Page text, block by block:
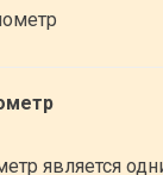
является